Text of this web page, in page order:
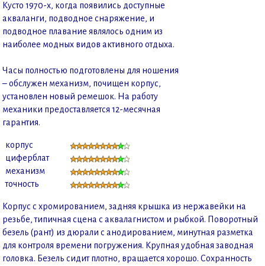
Кусто 1970-х, когда появились доступные
акваланги, подводное снаряжение, и
подводное плавание являлось одним из
наиболее модных видов активного отдыха.
Часы полностью подготовлены для ношения
– обслужен механизм, почищен корпус,
установлен новый ремешок. На работу
механики предоставляется 12-месячная
гарантия.
корпус
циферблат
механизм
точность
Корпус с хромированием, задняя крышка из нержавейки на
резьбе, типичная сцена с аквалагнистом и рыбкой. Поворотный
безель (рант) из дюрали с анодированием, минутная разметка
для контроля времени погружения. Крупная удобная заводная
головка. Безель сидит плотно, вращается хорошо. Сохранность